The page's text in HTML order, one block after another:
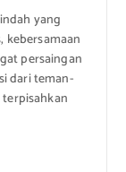
yang
kebersamaan
persaingan
dari teman-